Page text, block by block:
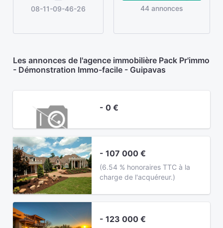
08-11-09-46-26 44 annonces
Les annonces de l'agence immobilière Pack Pr'immo
- Démonstration Immo-facile - Guipavas
- 0 €
- 107 000 €
(6.54 % honoraires TTC à la
charge de l'acquéreur.)
- 123 000 €